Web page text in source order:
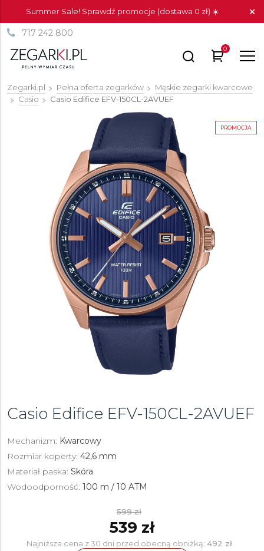
Summer Sale! Sprawdź promocje (dostawa 0 zł) ☀️
717 242 800
0
Zegarki.pl Pełna oferta zegarków
Męskie zegarki kwarcowe
Casio
Casio Edifice EFV-150CL-2AVUEF
PROMOCJA
Casio Edifice EFV-150CL-2AVUEF
Mechanizm: Kwarcowy
Rozmiar koperty: 42,6 mm
Materiał paska: Skóra
Wodoodporność: 100 m / 10 ATM
599 zł
539 zł
Najniższa cena z 30 dni przed obecną obniżką: 492 zł